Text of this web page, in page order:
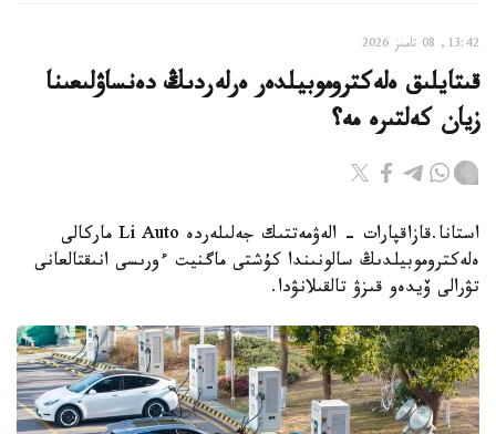
13:42, 08 تامىز 2026
قىتايلىق ەلەكتروموبيلدەر ەرلەردىڭ دەنساۋلىعىنا
زيان كەلتىرە مە؟
استانا.قازاقپارات - الەۋمەتتىك جەلىلەردە Li Auto ماركالى
ەلەكتروموبيلدىڭ سالونىندا كۇشتى ماگنيت ءورىسى انىقتالعانى
تۋرالى ۆيدەو قىزۋ تالقىلانۋدا.